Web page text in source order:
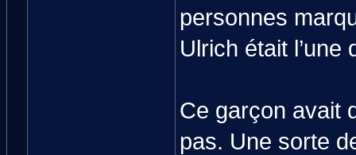
personnes
Ulrich était
Ce garçon avait
pas. Une sorte